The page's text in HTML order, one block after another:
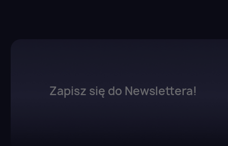
Zapisz się do Newslettera!